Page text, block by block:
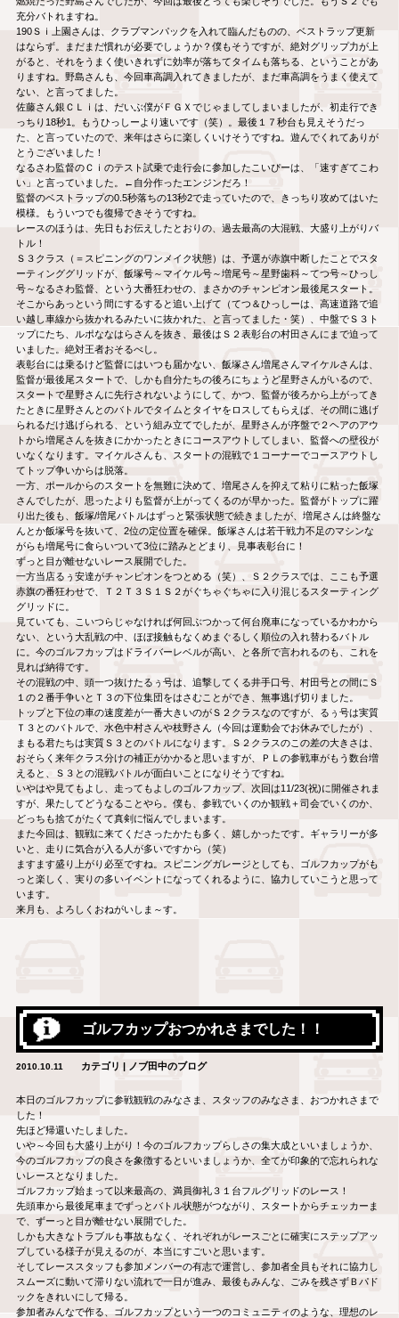
充分バトれますね。
190Ｓｉ上園さんは、クラブマンパックを入れて臨んだものの、ベストラップ更新
はならず。まだまだ慣れが必要でしょうか？僕もそうですが、絶対グリップ力が上
がると、それをうまく使いきれずに効率が落ちてタイムも落ちる、ということがあ
りますね。野島さんも、今回車高調入れてきましたが、まだ車高調をうまく使えて
ない、と言ってました。
佐藤さん銀ＣＬｉは、だいぶ僕がＦＧＸでじゃましてしまいましたが、初走行でき
っちり18秒1。もうひっしーより速いです（笑）。最後１７秒台も見えそうだっ
た、と言っていたので、来年はさらに楽しくいけそうですね。遊んでくれてありが
とうございました！
なるさわ監督のＣｉのテスト試乗で走行会に参加したこいぴーは、「速すぎてこわ
い」と言っていました。←自分作ったエンジンだろ！
監督のベストラップの0.5秒落ちの13秒2で走っていたので、きっちり攻めてはいた
模様。もういつでも復帰できそうですね。
レースのほうは、先日もお伝えしたとおりの、過去最高の大混戦、大盛り上がりバ
トル！
Ｓ３クラス（＝スピニングのワンメイク状態）は、予選が赤旗中断したことでスタ
ーティンググリッドが、飯塚号～マイケル号～増尾号～星野歯科～てつ号～ひっし
号～なるさわ監督、という大番狂わせの、まさかのチャンピオン最後尾スタート。
そこからあっという間にするすると追い上げて（てつ＆ひっしーは、高速道路で追
い越し車線から抜かれるみたいに抜かれた、と言ってました・笑）、中盤でＳ３ト
ップにたち、ルポななはらさんを抜き、最後はＳ２表彰台の村田さんにまで迫って
いました。絶対王者おそるべし。
表彰台には乗るけど監督にはいつも届かない、飯塚さん増尾さんマイケルさんは、
監督が最後尾スタートで、しかも自分たちの後ろにちょうど星野さんがいるので、
スタートで星野さんに先行されないようにして、かつ、監督が後ろから上がってき
たときに星野さんとのバトルでタイムとタイヤをロスしてもらえば、その間に逃げ
られるだけ逃げられる、という組み立てでしたが、星野さんが序盤で２ヘアのアウ
トから増尾さんを抜きにかかったときにコースアウトしてしまい、監督への壁役が
いなくなります。マイケルさんも、スタートの混戦で１コーナーでコースアウトし
てトップ争いからは脱落。
一方、ポールからのスタートを無難に決めて、増尾さんを抑えて粘りに粘った飯塚
さんでしたが、思ったよりも監督が上がってくるのが早かった。監督がトップに躍
り出た後も、飯塚/増尾バトルはずっと緊張状態で続きましたが、増尾さんは終盤な
んとか飯塚号を抜いて、2位の定位置を確保。飯塚さんは若干戦力不足のマシンな
がらも増尾号に食らいついて3位に踏みとどまり、見事表彰台に！
ずっと目が離せないレース展開でした。
一方当店るぅ安達がチャンピオンをつとめる（笑）、Ｓ２クラスでは、ここも予選
赤旗の番狂わせで、Ｔ２Ｔ３Ｓ１Ｓ２がぐちゃぐちゃに入り混じるスターティング
グリッドに。
見ていても、こいつらじゃなければ何回ぶつかって何台廃車になっているかわから
ない、という大乱戦の中、ほぼ接触もなくめまぐるしく順位の入れ替わるバトル
に。今のゴルフカップはドライバーレベルが高い、と各所で言われるのも、これを
見れば納得です。
その混戦の中、頭一つ抜けたるぅ号は、追撃してくる井手口号、村田号との間にＳ
１の２番手争いとＴ３の下位集団をはさむことができ、無事逃げ切りました。
トップと下位の車の速度差が一番大きいのがＳ２クラスなのですが、るぅ号は実質
Ｔ３とのバトルで、水色中村さんや枝野さん（今回は運動会でお休みでしたが）、
まもる君たちは実質Ｓ３とのバトルになります。Ｓ２クラスのこの差の大きさは、
おそらく来年クラス分けの補正がかかると思いますが、ＰＬの参戦車がもう数台増
えると、Ｓ３との混戦バトルが面白いことになりそうですね。
いやはや見てもよし、走ってもよしのゴルフカップ、次回は11/23(祝)に開催されま
すが、果たしてどうなることやら。僕も、参戦でいくのか観戦＋司会でいくのか、
どっちも捨てがたくて真剣に悩んでしまいます。
また今回は、観戦に来てくださったかたも多く、嬉しかったです。ギャラリーが多
いと、走りに気合が入る人が多いですから（笑）
ますます盛り上がり必至ですね。スピニングガレージとしても、ゴルフカップがも
っと楽しく、実りの多いイベントになってくれるように、協力していこうと思って
います。
来月も、よろしくおねがいしま～す。
ゴルフカップおつかれさまでした！！
2010.10.11 カテゴリ | ノブ田中のブログ
本日のゴルフカップに参戦観戦のみなさま、スタッフのみなさま、おつかれさまで
した！
先ほど帰還いたしました。
いや～今回も大盛り上がり！今のゴルフカップらしさの集大成といいましょうか、
今のゴルフカップの良さを象徴するといいましょうか、全てが印象的で忘れられな
いレースとなりました。
ゴルフカップ始まって以来最高の、満員御礼３１台フルグリッドのレース！
先頭車から最後尾車までずっとバトル状態がつながり、スタートからチェッカーま
で、ずーっと目が離せない展開でした。
しかも大きなトラブルも事故もなく、それぞれがレースごとに確実にステップアッ
プしている様子が見えるのが、本当にすごいと思います。
そしてレーススタッフも参加メンバーの有志で運営し、参加者全員もそれに協力し
スムーズに動いて滞りない流れで一日が進み、最後もみんな、ごみを残さずＢパド
ックをきれいにして帰る。
参加者みんなで作る、ゴルフカップという一つのコミュニティのような、理想のレ